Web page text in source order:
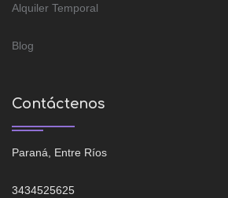
Alquiler Temporal
Blog
Contáctenos
Paraná, Entre Ríos
3434525625